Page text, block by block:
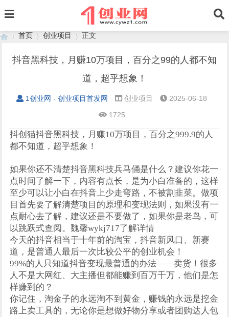
首页 创业项目 正文
抖音黑科技，月赚10万项目，百分之99的人都不知
道，超乎想象！
1创业网 - 创业项目首发网 创业项目
2025-06-18
1725
抖创猫抖音黑科技，月赚10万项目，百分之999.9的人
都不知道，超乎想象！
如果你还不清楚抖音黑科技兵马俑是什么？建议你花一
点时间了解一下，内容有点长，是为小白准备的，这样
至少可以让小白在抖音上少走弯路，不被割韭菜。做项
目首先要了解清楚项目的原理和变现法则，如果没有一
点耐心去了解，建议还是不要做了，如果你是老鸟，可
以跳跃式查阅。魏馨wykj717了解详情
今天的抖音相当于十年前的淘宝，抖音新风口、新赛
道，是普通人最后一次比较公平的创业机会！
99%的人只知道抖音变现最普通的办法——卖货！很多
人不是大网红、大主播但都能赚到百万千万，他们是怎
样赚到的？
你记住，淘金子的永远淘不到黄金，赚钱的永远是挖金
路上卖工具的，无论你是想做好物分享或者团购达人包